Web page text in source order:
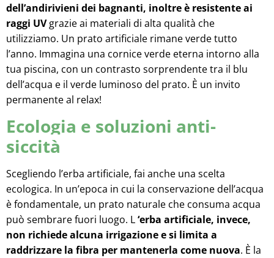
dell’andirivieni dei bagnanti, inoltre è resistente ai
raggi UVgrazie ai materiali di alta qualità che
utilizziamo. Un prato artificiale rimane verde tutto
l’anno. Immagina una cornice verde eterna intorno alla
tua piscina, con un contrasto sorprendente tra il blu
dell’acqua e il verde luminoso del prato. È un invito
permanente al relax!
Ecologia e soluzioni anti-
siccità
Scegliendo l’erba artificiale, fai anche una scelta
ecologica. In un’epoca in cui la conservazione dell’acqua
è fondamentale, un prato naturale che consuma acqua
può sembrare fuori luogo. L‘erba artificiale, invece,
non richiede alcuna irrigazione e si limita a
raddrizzare la fibra per mantenerla come nuova. È la